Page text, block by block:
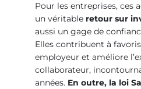
Pour les entreprises, ces
un véritable retour sur
aussi un gage de
Elles contribuent à
employeur et améliore
collaborateur,
années. En outre, la loi